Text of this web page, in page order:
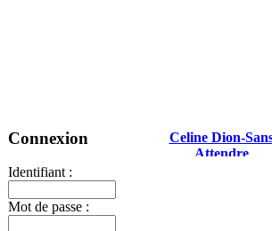
Connexion
Identifiant :
Mot de passe :
Celine Dion-
Attendre